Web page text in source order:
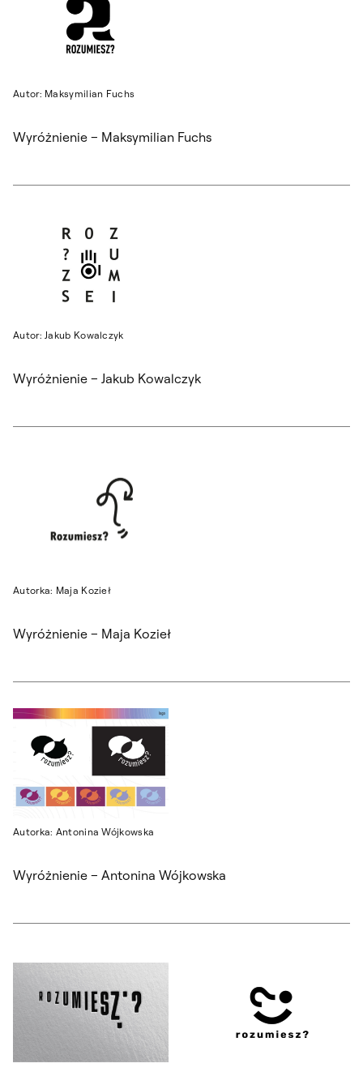
Autor: Maksymilian Fuchs
Wyróżnienie – Maksymilian Fuchs
Autor: Jakub Kowalczyk
Wyróżnienie – Jakub Kowalczyk
Autorka: Maja Kozieł
Wyróżnienie – Maja Kozieł
Autorka: Antonina Wójkowska
Wyróżnienie – Antonina Wójkowska